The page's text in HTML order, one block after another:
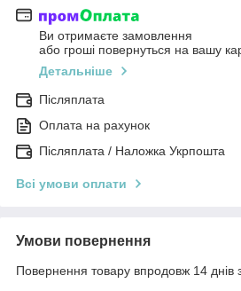
Ви отримаєте замовлення
або гроші повернуться на вашу
Детальніше
Післяплата
Оплата на рахунок
Післяплата / Наложка Укрпошта
Всі умови оплати
Умови повернення
Повернення товару впродовж 14 днів